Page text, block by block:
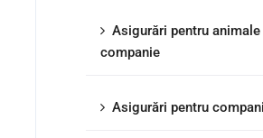
Asigurări pentru animale
companie
Asigurări pentru